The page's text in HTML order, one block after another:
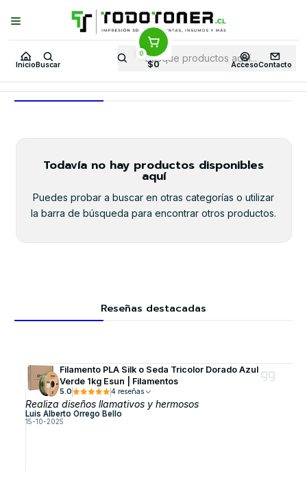
Inicio Buscar
0
$0 AccesoContacto
Puedes Elegir: Comprar enTienda· Despachoa Todo Chile · Retiro en
Tienda en24 Horas
Inicio Toner y tambor Toner Alternativo HP Equipos HP 1150N
1150N
Todavía no hay productos disponibles
aquí
Puedes probar a buscar en otras categorías o utilizar
la barra de búsqueda para encontrar otros productos.
Reseñas destacadas
Filamento PLA Silk o Seda Tricolor Dorado Azul
Verde 1kg Esun | Filamentos
5.0 4 reseñas
Realiza diseños llamativos y hermosos
Luis Alberto Orrego Bello
15-10-2025